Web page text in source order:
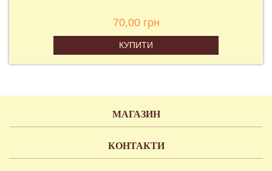
70,00 грн
КУПИТИ
МАГАЗИН
КОНТАКТИ